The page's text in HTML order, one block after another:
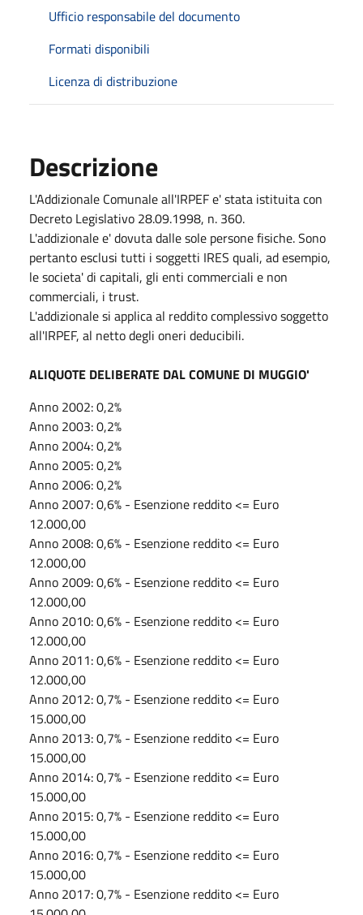
Ufficio responsabile del documento
Formati disponibili
Licenza di distribuzione
Descrizione
L'Addizionale Comunale all'IRPEF e' stata istituita con
Decreto Legislativo 28.09.1998, n. 360.
L'addizionale e' dovuta dalle sole persone fisiche. Sono
pertanto esclusi tutti i soggetti IRES quali, ad esempio,
le societa' di capitali, gli enti commerciali e non
commerciali, i trust.
L'addizionale si applica al reddito complessivo soggetto
all'IRPEF, al netto degli oneri deducibili.
ALIQUOTE DELIBERATE DAL COMUNE DI MUGGIO'
Anno 2002: 0,2%
Anno 2003: 0,2%
Anno 2004: 0,2%
Anno 2005: 0,2%
Anno 2006: 0,2%
Anno 2007: 0,6% - Esenzione reddito <= Euro
12.000,00
Anno 2008: 0,6% - Esenzione reddito <= Euro
12.000,00
Anno 2009: 0,6% - Esenzione reddito <= Euro
12.000,00
Anno 2010: 0,6% - Esenzione reddito <= Euro
12.000,00
Anno 2011: 0,6% - Esenzione reddito <= Euro
12.000,00
Anno 2012: 0,7% - Esenzione reddito <= Euro
15.000,00
Anno 2013: 0,7% - Esenzione reddito <= Euro
15.000,00
Anno 2014: 0,7% - Esenzione reddito <= Euro
15.000,00
Anno 2015: 0,7% - Esenzione reddito <= Euro
15.000,00
Anno 2016: 0,7% - Esenzione reddito <= Euro
15.000,00
Anno 2017: 0,7% - Esenzione reddito <= Euro